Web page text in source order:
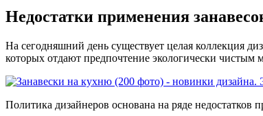
Недостатки применения
На сегодняшний день существует целая коллекция
которых отдают предпочтение экологически
Политика дизайнеров основана на ряде